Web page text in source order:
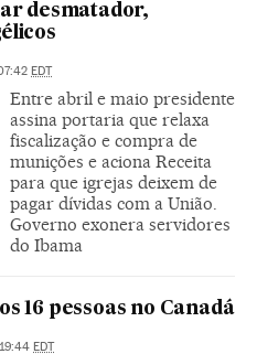
desmatador,
EDT
Entre abril e maio presidente
assina portaria que relaxa
fiscalização e compra de
munições e aciona Receita
para que igrejas deixem de
pagar dívidas com a União.
Governo exonera servidores
do Ibama
16 pessoas no Canadá
EDT